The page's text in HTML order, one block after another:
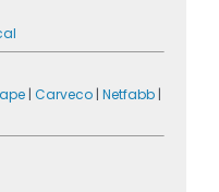
| Carveco | Netfabb |